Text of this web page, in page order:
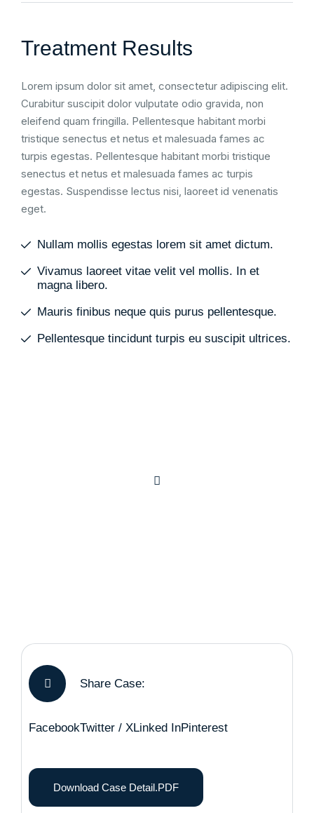
Treatment Results
Lorem ipsum dolor sit amet, consectetur adipiscing elit.
Curabitur suscipit dolor vulputate odio gravida, non
eleifend quam fringilla. Pellentesque habitant morbi
tristique senectus et netus et malesuada fames ac
turpis egestas. Pellentesque habitant morbi tristique
senectus et netus et malesuada fames ac turpis
egestas. Suspendisse lectus nisi, laoreet id venenatis
eget.
Nullam mollis egestas lorem sit amet dictum.
Vivamus laoreet vitae velit vel mollis. In et
magna libero.
Mauris finibus neque quis purus pellentesque.
Pellentesque tincidunt turpis eu suscipit ultrices.
Share Case:
FacebookTwitter / XLinked InPinterest
Download Case Detail.PDF